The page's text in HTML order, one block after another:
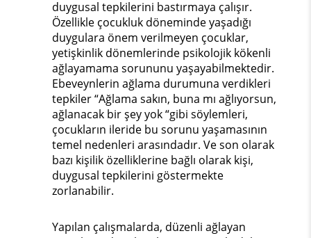
duygusal tepkilerini bastırmaya çalışır.
Özellikle çocukluk döneminde yaşadığı
duygulara önem verilmeyen çocuklar,
yetişkinlik dönemlerinde psikolojik kökenli
ağlayamama sorununu yaşayabilmektedir.
Ebeveynlerin ağlama durumuna verdikleri
tepkiler “Ağlama sakın, buna mı ağlıyorsun,
ağlanacak bir şey yok “gibi söylemleri,
çocukların ileride bu sorunu yaşamasının
temel nedenleri arasındadır. Ve son olarak
bazı kişilik özelliklerine bağlı olarak kişi,
duygusal tepkilerini göstermekte
zorlanabilir.
Yapılan çalışmalarda, düzenli ağlayan